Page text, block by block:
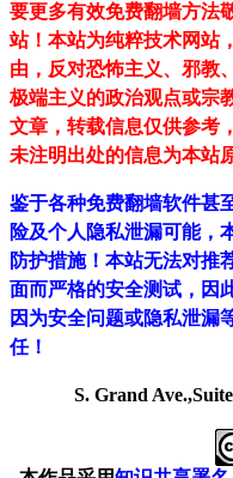
要更多有效免费翻墙方法
站！ 本站为纯粹技术网站
由，反对恐怖主义、邪教
极端主义的政治观点或宗
文章，转载信息仅供参考
未注明出处的信息为本站
鉴于各种免费翻墙软件甚
险及个人隐私泄漏可能，
防护措施！本站无法对推
面而严格的安全测试，因
因为安全问题或隐私泄漏
任！
S. Grand